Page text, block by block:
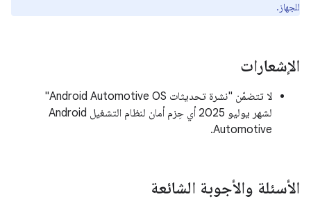
للجهاز.
الإشعارات
لا تتضمّن "نشرة تحديثات Android Automotive OS"
لشهر يوليو 2025 أي حِزم أمان لنظام التشغيل Android
Automotive.
الأسئلة والأجوبة الشائعة